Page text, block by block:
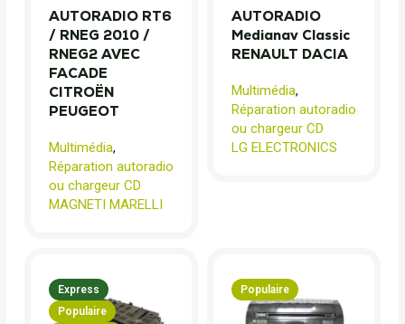
AUTORADIO RT6
/ RNEG 2010 /
RNEG2 AVEC
FACADE
CITROËN
PEUGEOT
Multimédia,
Réparation autoradio
ou chargeur CD
MAGNETI MARELLI
AUTORADIO
Medianav Classic
RENAULT DACIA
Multimédia,
Réparation autoradio
ou chargeur CD
LG ELECTRONICS
Express
Populaire
Populaire